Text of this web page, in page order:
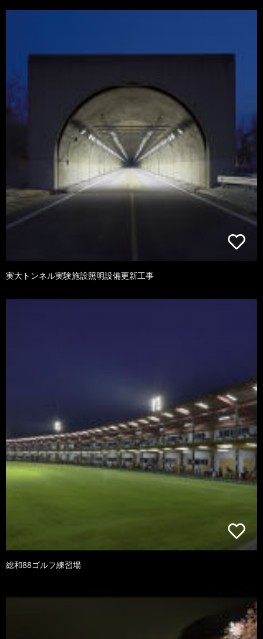
実大トンネル実験施設照明設備更新工事
総和88ゴルフ練習場